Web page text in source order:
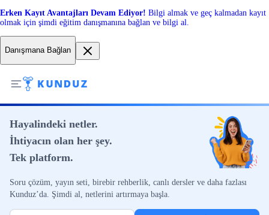
Erken Kayıt Avantajları Devam Ediyor! Bilgi almak ve geç kalmadan kayıt
olmak için şimdi eğitim danışmanına bağlan ve bilgi al.
Danışmana Bağlan
Hayalindeki netler.
İhtiyacın olan her şey.
Tek platform.
Soru çözüm, yayın seti, birebir rehberlik, canlı dersler ve daha fazlası
Kunduz’da. Şimdi al, netlerini artırmaya başla.